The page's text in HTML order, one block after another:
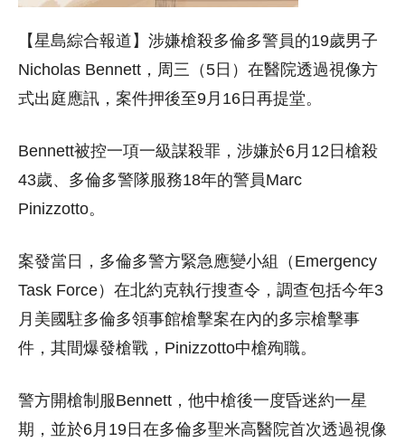
【星島綜合報道】涉嫌槍殺多倫多警員的19歲男子
Nicholas Bennett，周三（5日）在醫院透過視像方
式出庭應訊，案件押後至9月16日再提堂。
Bennett被控一項一級謀殺罪，涉嫌於6月12日槍殺
43歲、多倫多警隊服務18年的警員Marc
Pinizzotto。
案發當日，多倫多警方緊急應變小組（Emergency
Task Force）在北約克執行搜查令，調查包括今年3
月美國駐多倫多領事館槍擊案在內的多宗槍擊事
件，其間爆發槍戰，Pinizzotto中槍殉職。
警方開槍制服Bennett，他中槍後一度昏迷約一星
期，並於6月19日在多倫多聖米高醫院首次透過視像